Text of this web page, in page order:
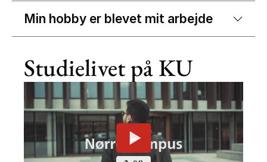
Min hobby er blevet mit arbejde
Studielivet på KU